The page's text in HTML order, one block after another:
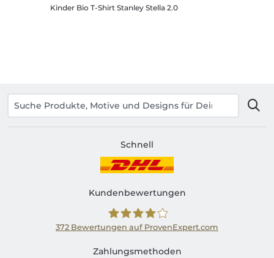
Kinder Bio T-Shirt Stanley Stella 2.0
Schnell
Kundenbewertungen
Shirtinator CH
372 Bewertungen auf ProvenExpert.com
Zahlungsmethoden